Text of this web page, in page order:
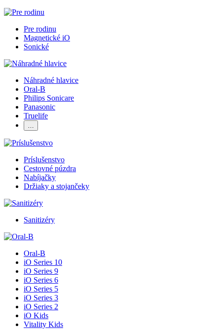
Pre rodinu
Magnetické iO
Sonické
Náhradné hlavice
Oral-B
Philips Sonicare
Panasonic
Truelife
…
Príslušenstvo
Cestovné púzdra
Nabíjačky
Držiaky a stojančeky
Sanitizéry
Oral-B
iO Series 10
iO Series 9
iO Series 6
iO Series 5
iO Series 3
iO Series 2
iO Kids
Vitality Kids